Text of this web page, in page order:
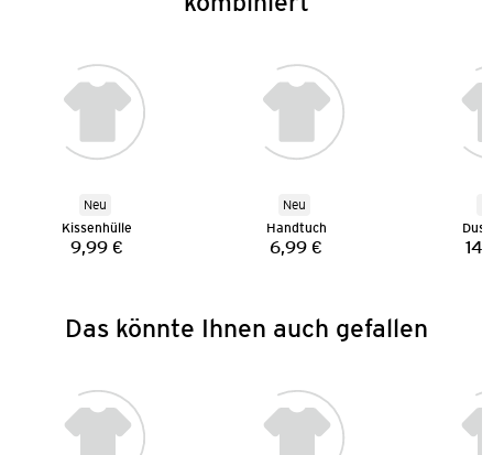
Neu
Kissenhülle
Preis:
9,99 €
Neu
Handtuch
Preis:
6,99 €
Das könnte Ihnen auch gefallen